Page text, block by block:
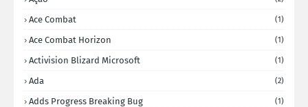
Ace Combat (1)
Ace Combat Horizon (1)
Activision Blizard Microsoft (1)
Ada (2)
Adds Progress Breaking Bug (1)